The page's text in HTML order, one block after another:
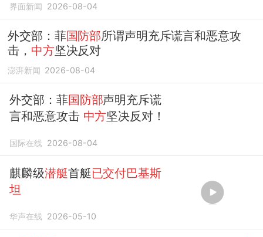
界面新闻 2026-08-04
外交部：菲国防部所谓声明充斥谎言和恶意攻
击， 中方坚决反对
澎湃新闻 2026-08-04
外交部：菲国防部声明充斥谎
言和恶意攻击 中方坚决反对！
国际在线 2026-08-04
麒麟级潜艇首艇已交付巴基斯
坦
华声在线 2026-05-10